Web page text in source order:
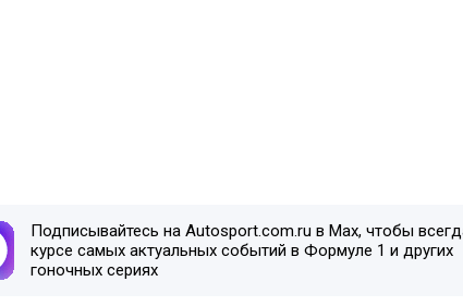
Подписывайтесь на Autosport.com.ru в Max, чтобы
курсе самых актуальных событий в Формуле 1 и других
гоночных сериях